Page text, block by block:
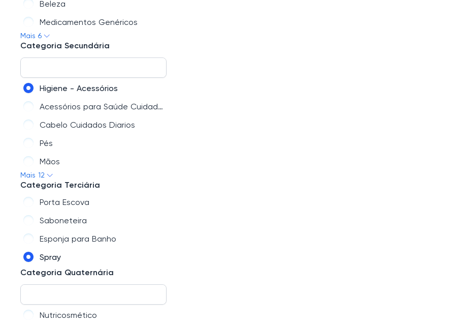
Beleza
Medicamentos Genéricos
Saúde
Mais 6
Categoria Secundária
Higiene - Acessórios
Acessórios para Saúde Cuidados Diarios
Cabelo Cuidados Diarios
Pés
Mãos
Rosto Cuidados Diarios
Corpo Cuidados Diarios
Higiene Oral
Cuidados com o Sol
Acessórios - Aparelhos
Corpo e Rosto
Mais 12
Categoria Terciária
Porta Escova
Saboneteira
Esponja para Banho
Spray
Categoria Quaternária
Nutricosmético